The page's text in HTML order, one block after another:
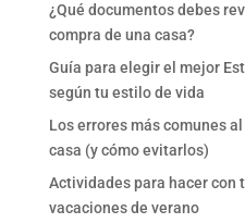
¿Qué documentos debes
compra de una casa?
Guía para elegir el mejor
según tu estilo de vida
Los errores más comunes
casa (y cómo evitarlos)
Actividades para hacer con
vacaciones de verano